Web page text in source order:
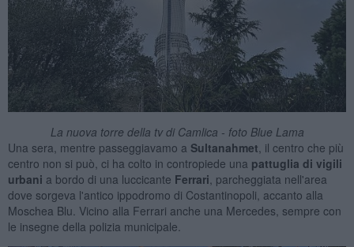
La nuova torre della tv di Camlica - foto Blue Lama
Una sera, mentre passeggiavamo a Sultanahmet, il centro che più
centro non si può, ci ha colto in contropiede una pattuglia di vigili
urbani a bordo di una luccicante Ferrari, parcheggiata nell'area
dove sorgeva l'antico ippodromo di Costantinopoli, accanto alla
Moschea Blu. Vicino alla Ferrari anche una Mercedes, sempre con
le insegne della polizia municipale.